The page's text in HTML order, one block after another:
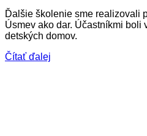
Ďalšie školenie sme realizovali
Úsmev ako dar. Účastníkmi boli
detských domov.
Čítať ďalej